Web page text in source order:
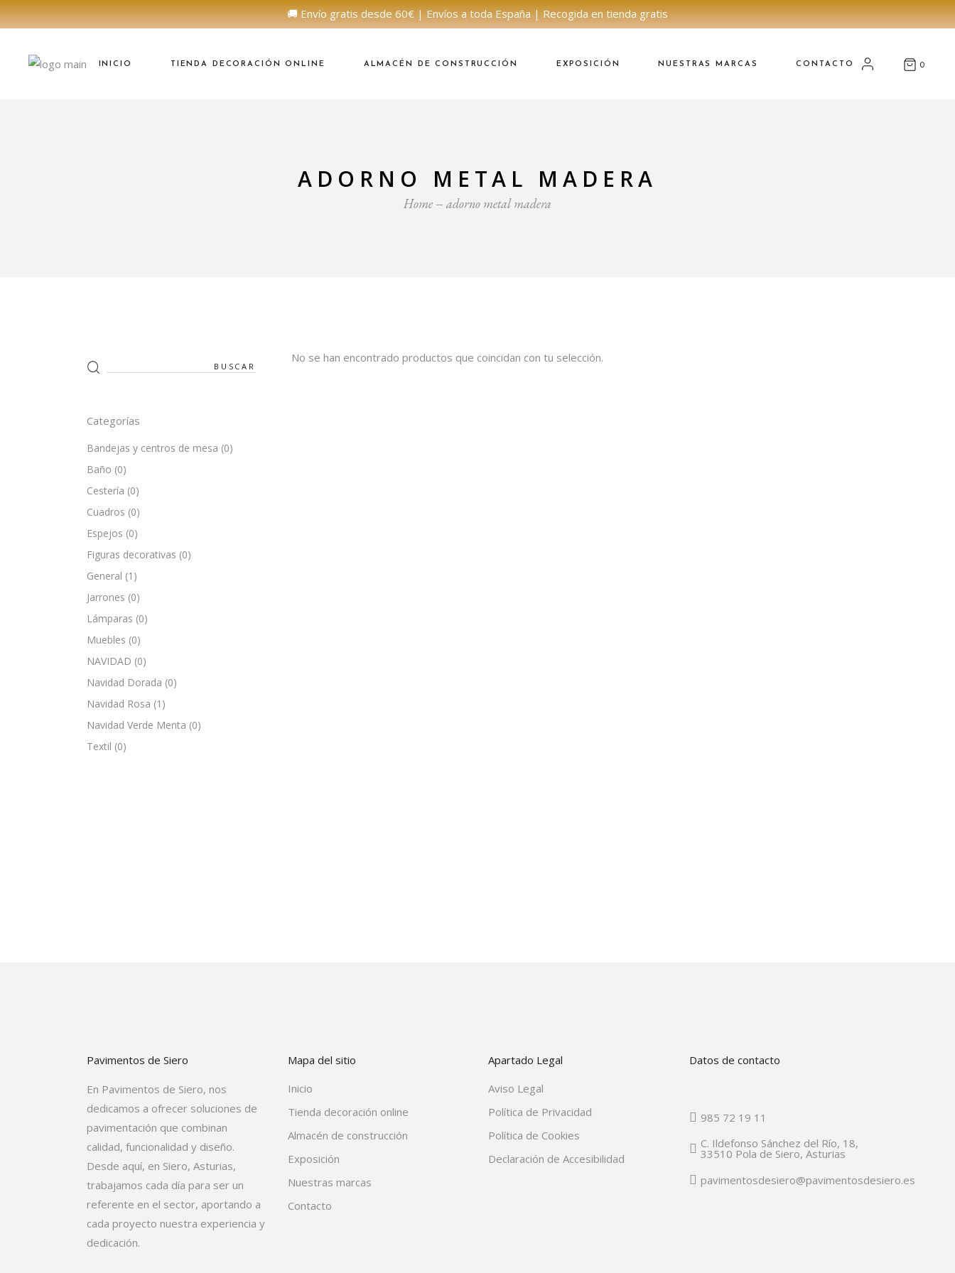
🚚 Envío gratis desde 60€ | Envíos a toda España | Recogida en tienda gratis
INICIO TIENDA DECORACIÓN ONLINE ALMACÉN DE CONSTRUCCIÓN EXPOSICIÓN NUESTRAS MARCAS CONTACTO 0
ADORNO METAL MADERA
Home adorno metal madera
No se han encontrado productos que coincidan con tu selección.
Search
for:
Categorías
Bandejas y centros de mesa (0)
Baño (0)
Cestería (0)
Cuadros (0)
Espejos (0)
Figuras decorativas (0)
General (1)
Jarrones (0)
Lámparas (0)
Muebles (0)
NAVIDAD (0)
Navidad Dorada (0)
Navidad Rosa (1)
Navidad Verde Menta (0)
Textil (0)
Pavimentos de Siero
En Pavimentos de Siero, nos
dedicamos a ofrecer soluciones de
pavimentación que combinan
calidad, funcionalidad y diseño.
Desde aquí, en Siero, Asturias,
trabajamos cada día para ser un
referente en el sector, aportando a
cada proyecto nuestra experiencia y
dedicación.
Mapa del sitio
Inicio
Tienda decoración online
Almacén de construcción
Exposición
Nuestras marcas
Contacto
Apartado Legal
Aviso Legal
Política de Privacidad
Política de Cookies
Declaración de Accesibilidad
Datos de contacto
985 72 19 11
C. Ildefonso Sánchez del Río, 18,
33510 Pola de Siero, Asturias
pavimentosdesiero@pavimentosdesiero.es